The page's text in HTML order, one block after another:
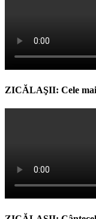
ZICĂLAŞII: Cele mai